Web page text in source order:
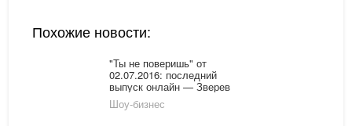
Похожие новости:
"Ты не поверишь" от
02.07.2016: последний
выпуск онлайн — Зверев
и его корона, педагог
Басков и сын Плющенко
Шоу-бизнес